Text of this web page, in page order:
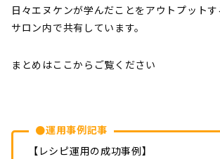
日々エヌケンが学んだことをアウトプット
サロン内で共有しています。
まとめはここからご覧ください
●運用事例記事
【レシピ運用の成功事例】